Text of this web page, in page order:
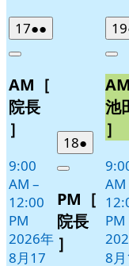
172026
年
月
17
日
●●
件
イ
Close
AM［
院長
］
9:00
AM –
12:00
PM
2026年
8月17
182026
年
月
18
日
●
件
イ
ベ
Close
PM［
院長
］
19
池
］
AM
PM
8